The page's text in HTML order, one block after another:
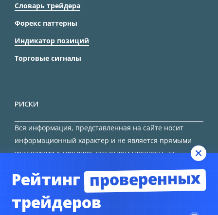
Словарь трейдера
Форекс паттерны
Индикатор позиций
Торговые сигналы
РИСКИ
Вся информация, представленная на сайте носит
информационный характер и не является прямыми
указаниями к торговле, вся ответственность за
Рейтинг проверенных
трейдеров